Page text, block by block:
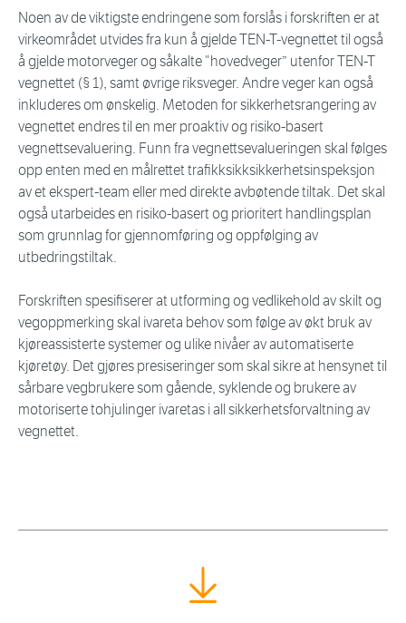
Noen av de viktigste endringene som forslås i forskriften er at
virkeområdet utvides fra kun å gjelde TEN-T-vegnettet til også
å gjelde motorveger og såkalte “hovedveger” utenfor TEN-T
vegnettet (§ 1), samt øvrige riksveger. Andre veger kan også
inkluderes om ønskelig. Metoden for sikkerhetsrangering av
vegnettet endres til en mer proaktiv og risiko-basert
vegnettsevaluering. Funn fra vegnettsevalueringen skal følges
opp enten med en målrettet trafikksikksikkerhetsinspeksjon
av et ekspert-team eller med direkte avbøtende tiltak. Det skal
også utarbeides en risiko-basert og prioritert handlingsplan
som grunnlag for gjennomføring og oppfølging av
utbedringstiltak.
Forskriften spesifiserer at utforming og vedlikehold av skilt og
vegoppmerking skal ivareta behov som følge av økt bruk av
kjøreassisterte systemer og ulike nivåer av automatiserte
kjøretøy. Det gjøres presiseringer som skal sikre at hensynet til
sårbare vegbrukere som gående, syklende og brukere av
motoriserte tohjulinger ivaretas i all sikkerhetsforvaltning av
vegnettet.